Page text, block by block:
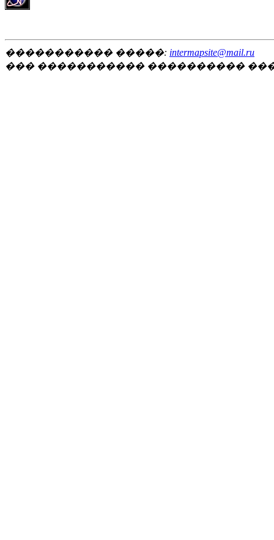
����������� �����: intermapsite@mail.ru
��� ����������� ����������